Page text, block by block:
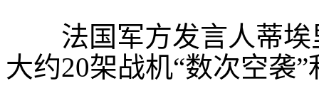
法国军方发言人蒂埃
大约20架战机“数次空袭